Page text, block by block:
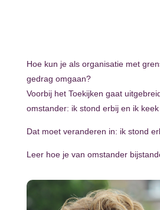
Hoe kun je als organisatie met
gedrag omgaan?
Voorbij het Toekijken gaat
omstander: ik stond erbij en ik keek
Dat moet veranderen in: ik stond
Leer hoe je van omstander